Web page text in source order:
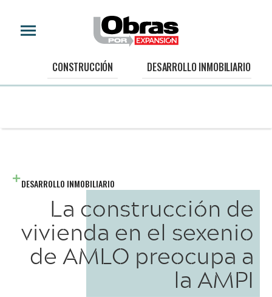
CONSTRUCCIÓN DESARROLLO INMOBILIARIO
DESARROLLO INMOBILIARIO
La construcción de
vivienda en el sexenio
de AMLO preocupa a
la AMPI